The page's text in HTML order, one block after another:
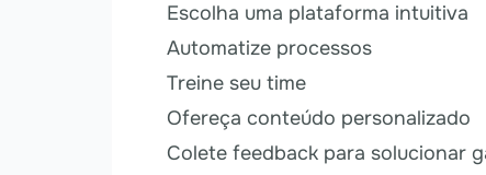
Escolha uma plataforma intuitiva
Automatize processos
Treine seu time
Ofereça conteúdo personalizado
Colete feedback para solucionar